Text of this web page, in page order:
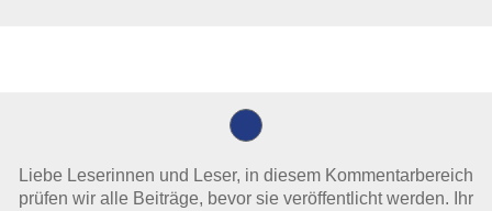
Liebe Leserinnen und Leser, in diesem Kommentarbereich
prüfen wir alle Beiträge, bevor sie veröffentlicht werden. Ihr